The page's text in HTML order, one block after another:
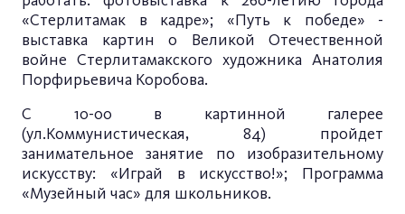
«Стерлитамак в кадре»; «Путь к победе» -
выставка картин о Великой Отечественной
войне Стерлитамакского художника Анатолия
Порфирьевича Коробова.
С 10-00 в картинной галерее
(ул.Коммунистическая, 84) пройдет
занимательное занятие по изобразительному
искусству: «Играй в искусство!»; Программа
«Музейный час» для школьников.